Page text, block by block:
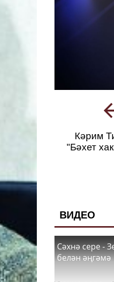
Кәрим
"Бәхет
ВИДЕО
Сәхнә сере -
белән әңгәмә